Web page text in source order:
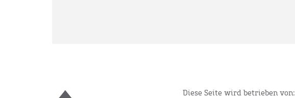
Diese Seite wird betrieben von: